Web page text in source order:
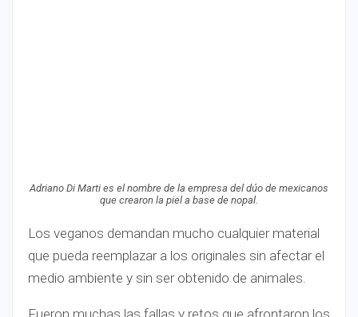
Adriano Di Marti es el nombre de la empresa del dúo de mexicanos
que crearon la piel a base de nopal.
Los veganos demandan mucho cualquier material
que pueda reemplazar a los originales sin afectar el
medio ambiente y sin ser obtenido de animales.
Fueron muchas las fallas y retos que afrontaron los